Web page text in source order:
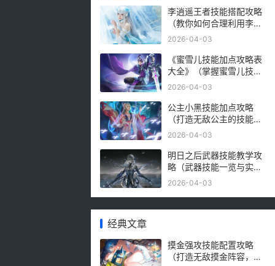
李逍遥王者技能搭配攻略
（教你如何合理利用李逍
遥的技能进行战斗）
2026-04-03
《蜜雪儿技能加点攻略表
大全》（掌握蜜雪儿技能
加点，玩转游戏关键）
2026-04-03
公主小黑技能加点攻略
（打造无敌公主的技能加
点秘籍，助你征服王
2026-04-03
明日之后武器技能教学攻
略（武器技能一览与实战
训练，游戏中的必备利
2026-04-03
经典文章
摸金强攻技能配置攻略
（打造无敌摸金阵容，攻